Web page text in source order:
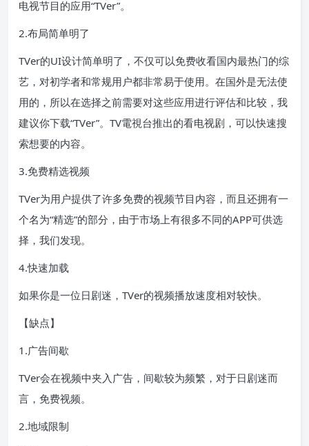
电视节目的应用“TVer”。
2.布局简单明了
TVer的UI设计简单明了，不仅可以免费收看国内最热门的综
艺，对初学者和常规用户都非常易于使用。在国外是无法使
用的，所以在选择之前需要对这些应用进行评估和比较，我
建议你下载“TVer”。TV電視台推出的看电视剧，可以快速搜
索想要的内容。
3.免费精选视频
TVer为用户提供了许多免费的视频节目内容，而且还拥有一
个名为“精选”的部分，由于市场上有很多不同的APP可供选
择，我们发现。
4.快速加载
如果你是一位日剧迷，TVer的视频播放速度相对较快。
【缺点】
1.广告间歇
TVer会在视频中夹入广告，间歇较为频繁，对于日剧迷而
言，免费视频。
2.地域限制